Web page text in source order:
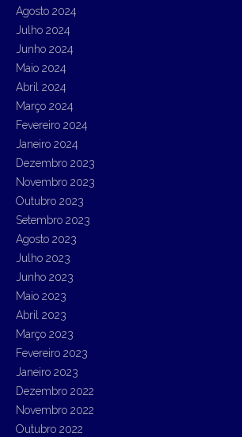
Agosto 2024
Julho 2024
Junho 2024
Maio 2024
Abril 2024
Março 2024
Fevereiro 2024
Janeiro 2024
Dezembro 2023
Novembro 2023
Outubro 2023
Setembro 2023
Agosto 2023
Julho 2023
Junho 2023
Maio 2023
Abril 2023
Março 2023
Fevereiro 2023
Janeiro 2023
Dezembro 2022
Novembro 2022
Outubro 2022